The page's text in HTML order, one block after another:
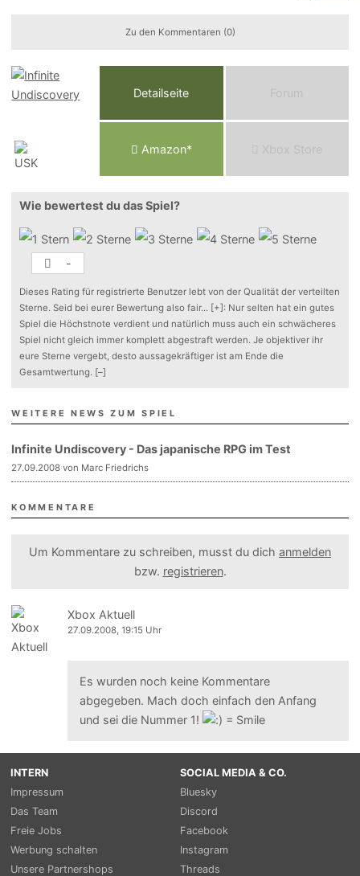
Zu den Kommentaren (0)
Detailseite Forum
Amazon* Xbox Store
Wie bewertest du das Spiel?
-
Dieses Rating für registrierte Benutzer lebt von der Qualität der verteilten
Sterne. Seid bei eurer Bewertung also fair... [+]: Nur selten hat ein gutes
Spiel die Höchstnote verdient und natürlich muss auch ein schwächeres
Spiel nicht gleich immer komplett abgestraft werden. Je objektiver ihr
eure Sterne vergebt, desto aussagekräftiger ist am Ende die
Gesamtwertung. [–]
WEITERE NEWS ZUM SPIEL
Infinite Undiscovery - Das japanische RPG im Test
27.09.2008 von Marc Friedrichs
KOMMENTARE
Um Kommentare zu schreiben, musst du dich anmelden
bzw. registrieren.
Xbox Aktuell
27.09.2008, 19:15 Uhr
Es wurden noch keine Kommentare
abgegeben. Mach doch einfach den Anfang
und sei die Nummer 1!
INTERN
Impressum
Das Team
Freie Jobs
Werbung schalten
Unsere Partnershops
SOCIAL MEDIA & CO.
Bluesky
Discord
Facebook
Instagram
Threads